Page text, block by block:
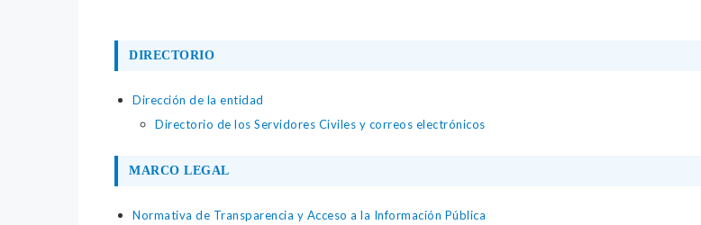
DIRECTORIO
Dirección de la entidad
Directorio de los Servidores Civiles y correos electrónicos
MARCO LEGAL
Normativa de Transparencia y Acceso a la Información Pública